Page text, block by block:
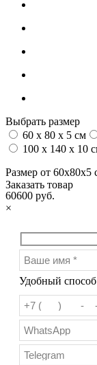
Выбрать размер
60 x 80 x 5 см
100 x 140 x 10
Размер от 60х80х5
60600 руб.
Заказать товар
×
Удобный способ